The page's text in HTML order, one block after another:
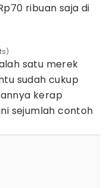
ribuan saja di
satu merek
sudah cukup
kerap
sejumlah contoh